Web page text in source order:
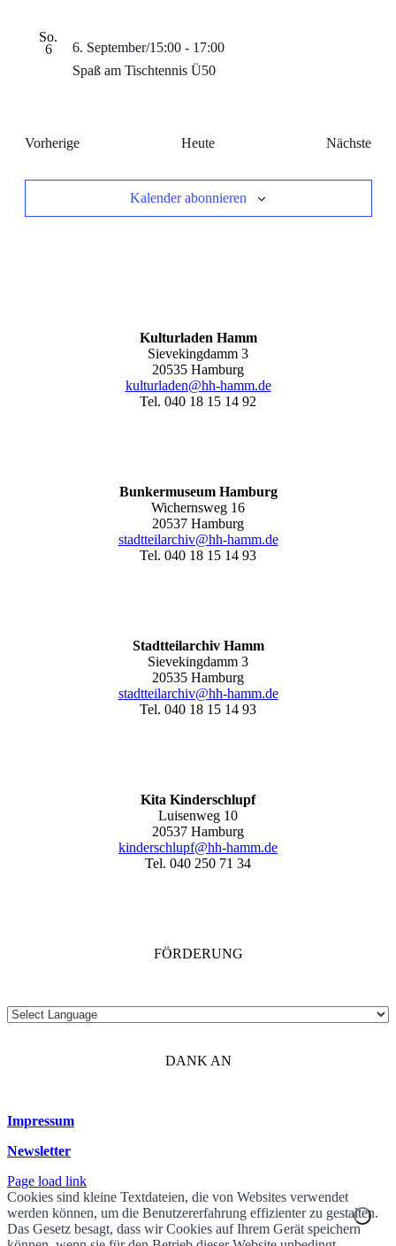
So.
6
Spaß am Tischtennis Ü50
6. September/15:00- 17:00
VorherigeVeranstaltungen Heute Nächste
Kalender abonnieren
Kulturladen Hamm
Sievekingdamm 3
20535 Hamburg
kulturladen@hh-hamm.de
Tel. 040 18 15 14 92
Bunkermuseum Hamburg
Wichernsweg 16
20537 Hamburg
stadtteilarchiv@hh-hamm.de
Tel. 040 18 15 14 93
Stadtteilarchiv Hamm
Sievekingdamm 3
20535 Hamburg
stadtteilarchiv@hh-hamm.de
Tel. 040 18 15 14 93
Kita Kinderschlupf
Luisenweg 10
20537 Hamburg
kinderschlupf@hh-hamm.de
Tel. 040 250 71 34
FÖRDERUNG
DANK AN
Impressum
Newsletter
Page load link
Cookies sind kleine Textdateien, die von Websites verwendet
werden können, um die Benutzererfahrung effizienter zu gestalten.
Das Gesetz besagt, dass wir Cookies auf Ihrem Gerät speichern